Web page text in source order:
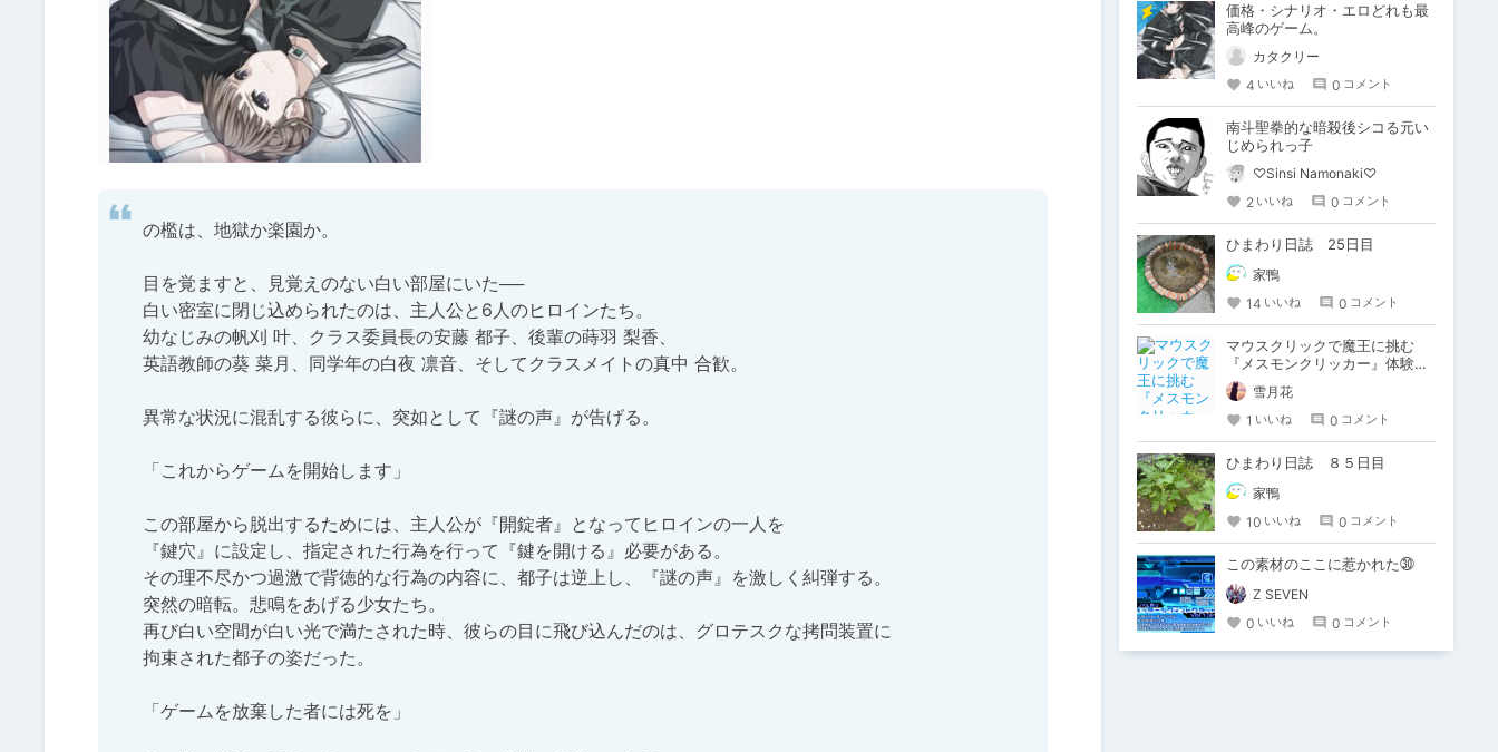
の檻は、地獄か楽園か。
目を覚ますと、見覚えのない白い部屋にいた──
白い密室に閉じ込められたのは、主人公と6人のヒロインたち。
幼なじみの帆刈 叶、クラス委員長の安藤 都子、後輩の蒔羽 梨香、
英語教師の葵 菜月、同学年の白夜 凛音、そしてクラスメイトの真中 合歓。
異常な状況に混乱する彼らに、突如として『謎の声』が告げる。
「これからゲームを開始します」
この部屋から脱出するためには、主人公が『開錠者』となってヒロインの一人を
『鍵穴』に設定し、指定された行為を行って『鍵を開ける』必要がある。
その理不尽かつ過激で背徳的な行為の内容に、都子は逆上し、『謎の声』を激しく糾弾する。
突然の暗転。悲鳴をあげる少女たち。
再び白い空間が白い光で満たされた時、彼らの目に飛び込んだのは、グロテスクな拷問装置に
拘束された都子の姿だった。
「ゲームを放棄した者には死を」
価格・シナリオ・エロどれも最
高峰のゲーム。
カタクリー
4 いいね 0 コメント
南斗聖拳的な暗殺後シコる元い
じめられっ子
♡Sinsi Namonaki♡
2 いいね 0 コメント
ひまわり日誌 25日目
家鴨
14 いいね 0 コメント
マウスクリックで魔王に挑む
『メスモンクリッカー』体験版
プレイしてみた
雪月花
1 いいね 0 コメント
ひまわり日誌 ８５日目
家鴨
10 いいね 0 コメント
この素材のここに惹かれた㉚
Z SEVEN
0 いいね 0 コメント